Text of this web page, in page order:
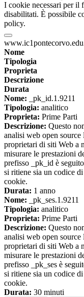
I cookie necessari per il
disabilitati. È possibile
policy.
Nome
Tipologia
Proprieta
Descrizione
Durata
Nome: _pk_id.1.9211
Tipologia: analitico
Proprieta: Prime Parti
Descrizione: Questo
analisi web open
proprietari di siti Web a
misurare le prestazioni
prefisso _pk_id è
si ritiene sia un codice
cookie.
Durata: 1 anno
Nome: _pk_ses.1.9211
Tipologia: analitico
Proprieta: Prime Parti
Descrizione: Questo
analisi web open
proprietari di siti Web a
misurare le prestazioni
prefisso _pk_ses è
si ritiene sia un codice
cookie.
Durata: 30 minuti